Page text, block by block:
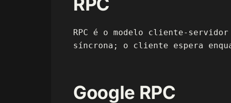
RPC é o modelo cliente-
síncrona; o cliente espera
Google RPC